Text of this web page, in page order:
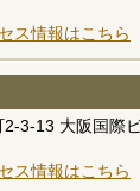
ス情報はこちら
3-13 大阪国際
ス情報はこちら